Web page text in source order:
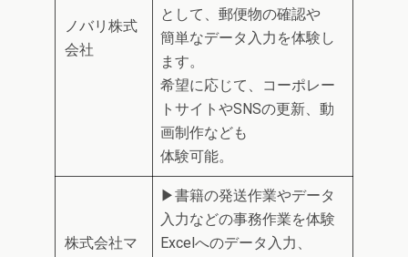
ノバリ株式
会社
として、郵便物の確認や
簡単なデータ入力を体験し
ます。
希望に応じて、コーポレー
トサイトやSNSの更新、動
画制作なども
体験可能。
株式会社マ
▶書籍の発送作業やデータ
入力などの事務作業を体験
Excelへのデータ入力、